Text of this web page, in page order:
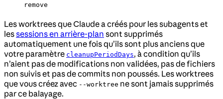
remove
Les worktrees que Claude a créés pour les subagents et
lessessions en arrière-plan sont supprimés
automatiquement une fois qu’ils sont plus anciens que
votre paramètre cleanupPeriodDays, à condition qu’ils
n’aient pas de modifications non validées, pas de fichiers
non suivis et pas de commits non poussés. Les worktrees
que vous créez avec --worktree ne sont jamais supprimés
par ce balayage.